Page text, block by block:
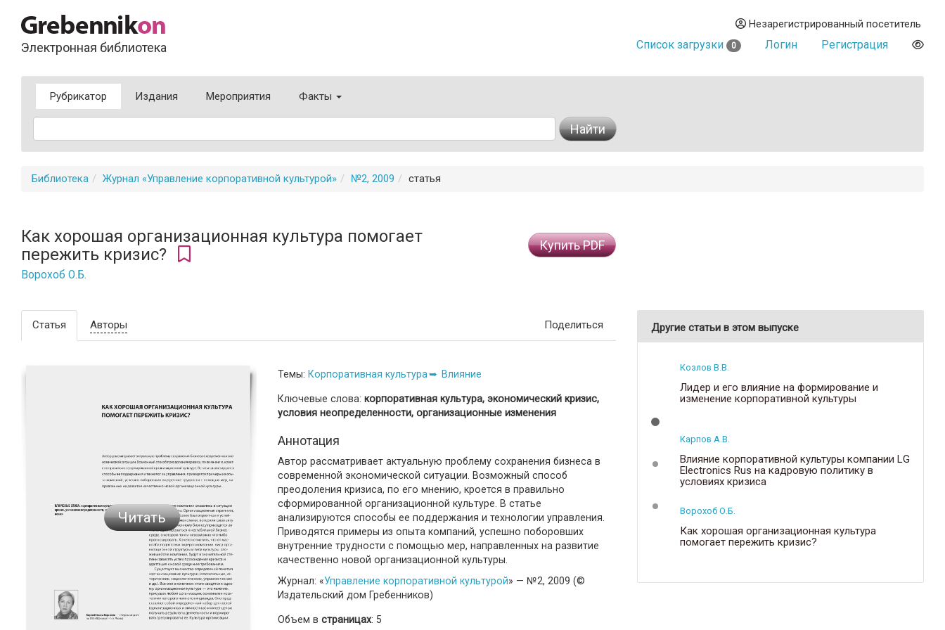
Электронная библиотека
Незарегистрированный посетитель
Список загрузки 0 Логин Регистрация
Рубрикатор Издания Мероприятия Факты
Найти
Библиотека Журнал «Управление корпоративной культурой» №2, 2009 статья
Как хорошая организационная культура помогает
пережить кризис?
Ворохоб О.Б.
Купить PDF
Статья Авторы Поделиться
Читать
Темы: Корпоративная культура Влияние
Ключевые слова: корпоративная культура, экономический кризис,
условия неопределенности, организационные изменения
Аннотация
Автор рассматривает актуальную проблему сохранения бизнеса в
современной экономической ситуации. Возможный способ
преодоления кризиса, по его мнению, кроется в правильно
сформированной организационной культуре. В статье
анализируются способы ее поддержания и технологии управления.
Приводятся примеры из опыта компаний, успешно поборовших
внутренние трудности с помощью мер, направленных на развитие
качественно новой организационной культуры.
Журнал: «Управление корпоративной культурой» — №2, 2009 (©
Издательский дом Гребенников)
Объем в страницах: 5
Другие статьи в этом выпуске
Козлов В.В.
Лидер и его влияние на формирование и
изменение корпоративной культуры
Карпов А.В.
Влияние корпоративной культуры компании LG
Electronics Rus на кадровую политику в
условиях кризиса
Ворохоб О.Б.
Как хорошая организационная культура
помогает пережить кризис?